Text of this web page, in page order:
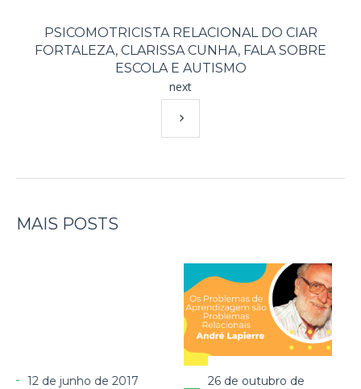
PSICOMOTRICISTA RELACIONAL DO CIAR
FORTALEZA, CLARISSA CUNHA, FALA SOBRE
ESCOLA E AUTISMO
next
MAIS POSTS
26 de outubro de
27 de outubro de